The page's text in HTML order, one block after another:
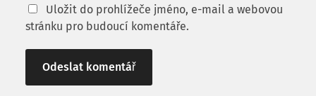
Uložit do prohlížeče jméno, e-mail a webovou
stránku pro budoucí komentáře.